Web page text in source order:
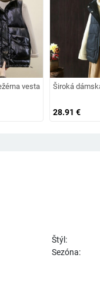
vesta s vysokým
Široká
28.91 €
Štýl:
Sezóna: